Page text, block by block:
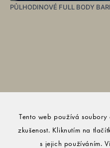
Tento web používá soubory
zkušenost. Kliknutím na
s jejich používáním.
PŮLHODINOVÉ FULL BODY